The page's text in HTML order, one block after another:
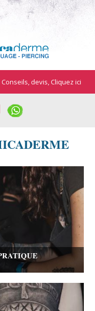
Conseils, devis, Cliquez ici